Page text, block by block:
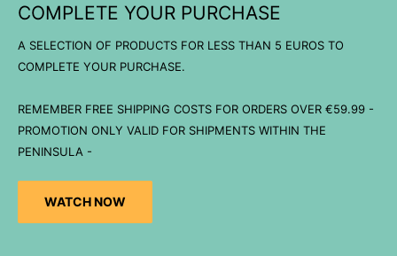
COMPLETE YOUR PURCHASE
A SELECTION OF PRODUCTS FOR LESS THAN 5 EUROS TO
COMPLETE YOUR PURCHASE.
REMEMBER FREE SHIPPING COSTS FOR ORDERS OVER €59.99 -
PROMOTION ONLY VALID FOR SHIPMENTS WITHIN THE
PENINSULA -
WATCH NOW